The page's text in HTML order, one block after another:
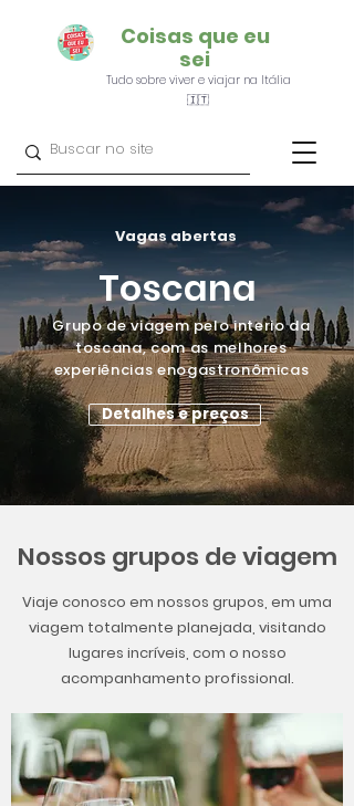
Coisas que eu
sei
Tudo sobre viver e viajar na Itália
🇮🇹
Vagas abertas
Toscana
Grupo de viagem pelo interio da
toscana, com as melhores
experiências enogastronômicas
Detalhes e preços
Nossos grupos de viagem
Viaje conosco em nossos grupos, em uma
viagem totalmente planejada, visitando
lugares incríveis, com o nosso
acompanhamento profissional.